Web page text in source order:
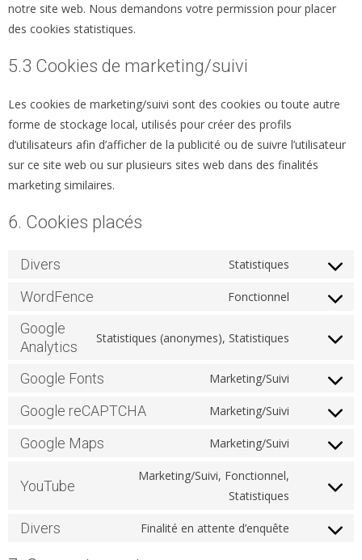
notre site web. Nous demandons votre permission pour placer
des cookies statistiques.
5.3 Cookies de marketing/suivi
Les cookies de marketing/suivi sont des cookies ou toute autre
forme de stockage local, utilisés pour créer des profils
d’utilisateurs afin d’afficher de la publicité ou de suivre l’utilisateur
sur ce site web ou sur plusieurs sites web dans des finalités
marketing similaires.
6. Cookies placés
Divers Statistiques
Consent to
service
WordFence Fonctionnel
Consent to
wordfence
Google
Analytics
Statistiques (anonymes), Statistiques
Consent to
google-
analytics
Google Fonts Marketing/Suivi
Consent to
service
Google reCAPTCHA Marketing/Suivi
Consent to
service
recaptcha
Google Maps Marketing/Suivi
Consent to
google-
YouTube
Marketing/Suivi, Fonctionnel,
Statistiques
Consent to
youtube
Divers Finalité en attente d’enquête
Consent to